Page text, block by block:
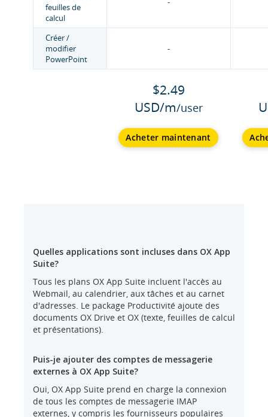
feuilles de
calcul
Créer /
modifier
PowerPoint
-
$2.49
USD/m/user
Acheter maintenant
Quelles applications sont incluses dans OX App
Suite?
Tous les plans OX App Suite incluent l'accès au
Webmail, au calendrier, aux tâches et au carnet
d'adresses. Le package Productivité ajoute des
documents OX Drive et OX (texte, feuilles de calcul
et présentations).
Puis-je ajouter des comptes de messagerie
externes à OX App Suite?
Oui, OX App Suite prend en charge la connexion
de tous les comptes de messagerie IMAP
externes, y compris les fournisseurs populaires